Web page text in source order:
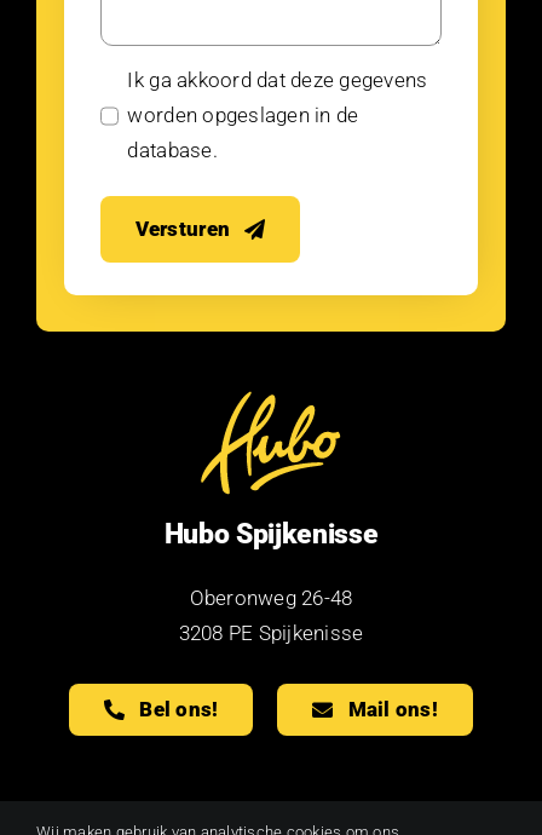
Ik ga akkoord dat deze gegevens
worden opgeslagen in de
database.
Versturen
Hubo Spijkenisse
Oberonweg 26-48
3208 PE Spijkenisse
Bel ons! Mail ons!